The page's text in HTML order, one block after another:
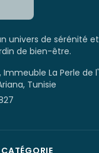
univers de sérénité
de bien-être.
Immeuble La Perle de
Tunisie